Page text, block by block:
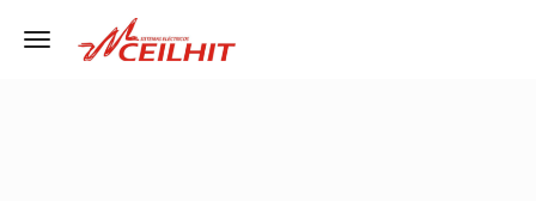
Toggle navigation